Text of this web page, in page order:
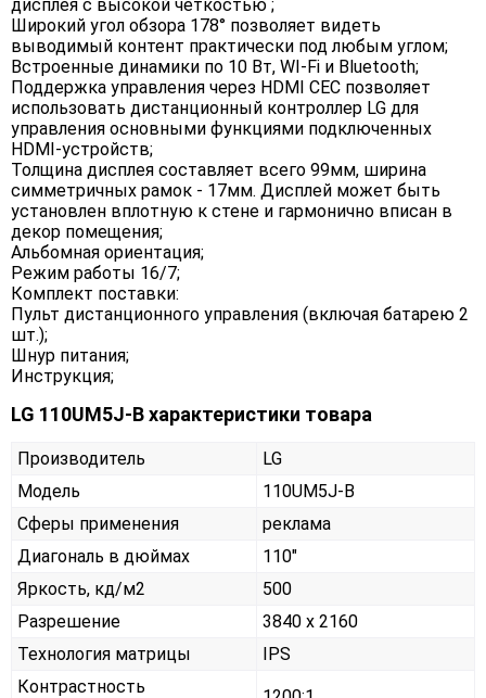
дисплея с высокой четкостью ;
Широкий угол обзора 178° позволяет видеть
выводимый контент практически под любым углом;
Встроенные динамики по 10 Вт, WI-Fi и Bluetooth;
Поддержка управления через HDMI CEC позволяет
использовать дистанционный контроллер LG для
управления основными функциями подключенных
HDMI-устройств;
Толщина дисплея составляет всего 99мм, ширина
симметричных рамок - 17мм. Дисплей может быть
установлен вплотную к стене и гармонично вписан в
декор помещения;
Альбомная ориентация;
Режим работы 16/7;
Комплект поставки:
Пульт дистанционного управления (включая батарею 2
шт.);
Шнур питания;
Инструкция;
LG 110UM5J-B характеристики товара
Производитель
LG
Модель
110UM5J-B
Сферы применения
реклама
Диагональ в дюймах
110"
Яркость, кд/м2
500
Разрешение
3840 x 2160
Технология матрицы
IPS
Контрастность